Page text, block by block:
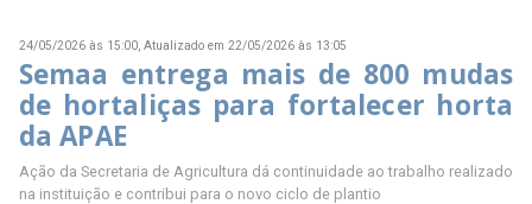
24/05/2026 às 15:00, Atualizado em 22/05/2026 às 13:05
Semaa entrega mais de 800 mudas
de hortaliças para fortalecer horta
da APAE
Ação da Secretaria de Agricultura dá continuidade ao trabalho realizado
na instituição e contribui para o novo ciclo de plantio